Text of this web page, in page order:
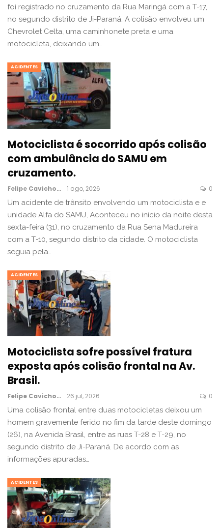
foi registrado no cruzamento da Rua Maringá com a T-17,
no segundo distrito de Ji-Paraná. A colisão envolveu um
Chevrolet Celta, uma caminhonete preta e uma
motocicleta, deixando um…
ACIDENTES
Motociclista é socorrido após colisão
com ambulância do SAMU em
cruzamento.
Felipe Cavichon 1 ago, 2026 0
Um acidente de trânsito envolvendo um motociclista e e
unidade Alfa do SAMU, Aconteceu no início da noite desta
sexta-feira (31), no cruzamento da Rua Sena Madureira
com a T-10, segundo distrito da cidade. O motociclista
seguia pela…
ACIDENTES
Motociclista sofre possível fratura
exposta após colisão frontal na Av.
Brasil.
Felipe Cavichon 26 jul, 2026 0
Uma colisão frontal entre duas motocicletas deixou um
homem gravemente ferido no fim da tarde deste domingo
(26), na Avenida Brasil, entre as ruas T-28 e T-29, no
segundo distrito de Ji-Paraná. De acordo com as
informações apuradas…
ACIDENTES